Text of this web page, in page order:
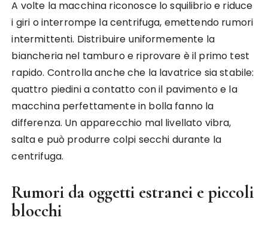
A volte la macchina riconosce lo squilibrio e riduce
i giri o interrompe la centrifuga, emettendo rumori
intermittenti. Distribuire uniformemente la
biancheria nel tamburo e riprovare è il primo test
rapido. Controlla anche che la lavatrice sia stabile:
quattro piedini a contatto con il pavimento e la
macchina perfettamente in bolla fanno la
differenza. Un apparecchio mal livellato vibra,
salta e può produrre colpi secchi durante la
centrifuga.
Rumori da oggetti estranei e piccoli
blocchi